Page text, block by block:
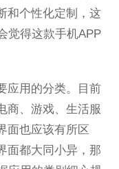
和个性化定制，这
觉得这款手机APP
应用的分类。目前
商、游戏、生活服
面也应该有所区
面都大同小异，那